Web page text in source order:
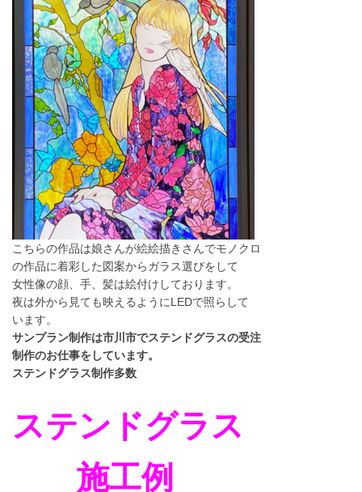
こちらの作品は娘さんが絵絵描きさんでモノクロ
の作品に着彩した図案からガラス選びをして
女性像の顔、手、髪は絵付けしております。
夜は外から見ても映えるようにLEDで照らして
います。
サンプラン制作は市川市でステンドグラスの受注
制作のお仕事をしています。
ステンドグラス制作多数
ステンドグラス
施工例